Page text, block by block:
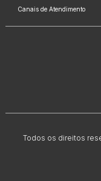
Canais de Atendimento
Todos os direitos